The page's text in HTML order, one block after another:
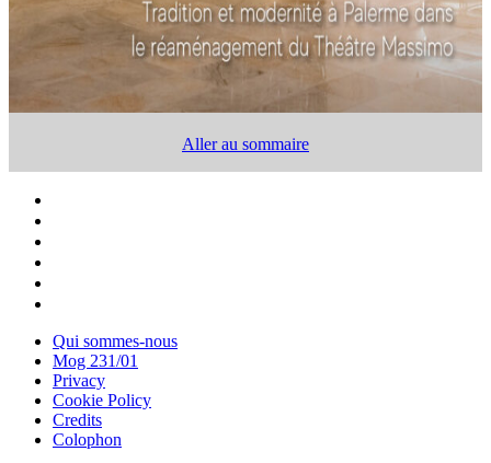
Aller au sommaire
Qui sommes-nous
Mog 231/01
Privacy
Cookie Policy
Credits
Colophon